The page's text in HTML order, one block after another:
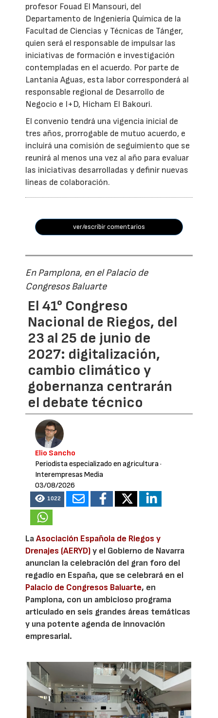
profesor Fouad El Mansouri, del
Departamento de Ingeniería Química de la
Facultad de Ciencias y Técnicas de Tánger,
quien será el responsable de impulsar las
iniciativas de formación e investigación
contempladas en el acuerdo. Por parte de
Lantania Aguas, esta labor corresponderá al
responsable regional de Desarrollo de
Negocio e I+D, Hicham El Bakouri.
El convenio tendrá una vigencia inicial de
tres años, prorrogable de mutuo acuerdo, e
incluirá una comisión de seguimiento que se
reunirá al menos una vez al año para evaluar
las iniciativas desarrolladas y definir nuevas
líneas de colaboración.
ver/escribir comentarios
En Pamplona, en el Palacio de
Congresos Baluarte
El 41° Congreso
Nacional de Riegos, del
23 al 25 de junio de
2027: digitalización,
cambio climático y
gobernanza centrarán
el debate técnico
Elio Sancho
Periodista especializado en agricultura·
Interempresas Media
03/08/2026
1022
LaAsociación Española de Riegos y
Drenajes (AERYD)y el Gobierno de Navarra
anuncian la celebración del gran foro del
regadío en España, que se celebrará en el
Palacio de Congresos Baluarte, en
Pamplona, con un ambicioso programa
articulado en seis grandes áreas temáticas
y una potente agenda de innovación
empresarial.